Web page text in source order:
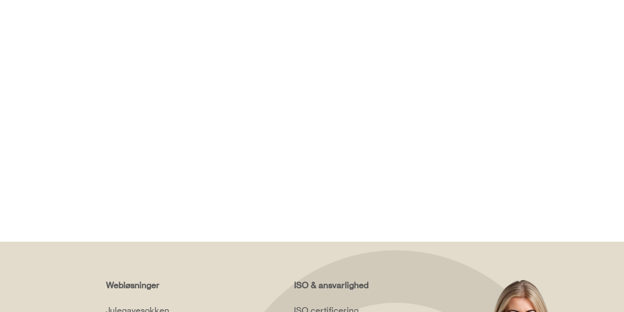
Webløsninger
Julegavesokken
ISO & ansvarlighed
ISO certificering